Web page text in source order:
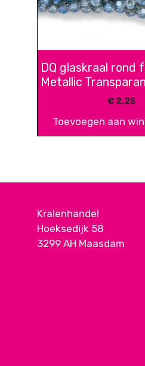
DQ glaskraal rond
Metallic
€2,25
Toevoegen aan
Kralenhandel
Hoeksedijk 58
3299 AH Maasdam